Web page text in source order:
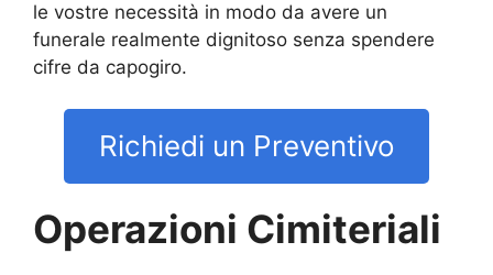
le vostre necessità in modo da avere un
funerale realmente dignitoso senza spendere
cifre da capogiro.
Richiedi un Preventivo
Operazioni Cimiteriali